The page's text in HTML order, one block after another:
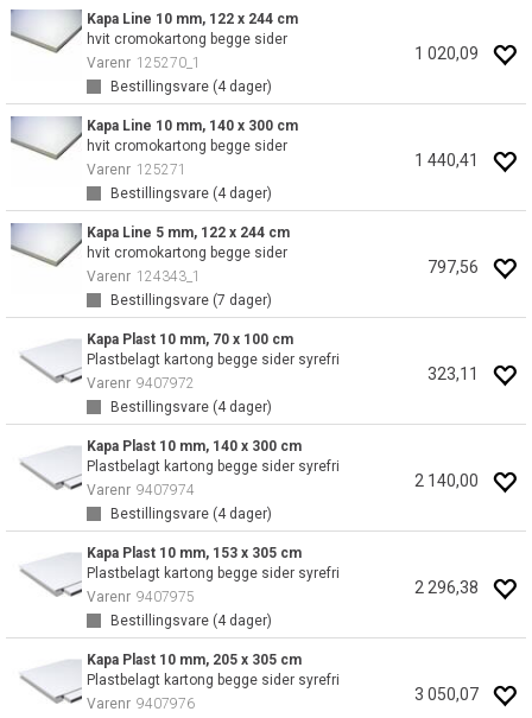
Kapa Line 10 mm, 122 x 244 cm
hvit cromokartong begge sider
Varenr 125270_1
Bestillingsvare (4dager)
1 020,09
Kapa Line 10 mm, 140 x 300 cm
hvit cromokartong begge sider
Varenr 125271
Bestillingsvare (4dager)
1 440,41
Kapa Line 5 mm, 122 x 244 cm
hvit cromokartong begge sider
Varenr 124343_1
Bestillingsvare (7 dager)
797,56
Kapa Plast 10 mm, 70 x 100 cm
Plastbelagt kartong begge sider syrefri
Varenr 9407972
Bestillingsvare (4dager)
323,11
Kapa Plast 10 mm, 140 x 300 cm
Plastbelagt kartong begge sider syrefri
Varenr 9407974
Bestillingsvare (4dager)
2 140,00
Kapa Plast 10 mm, 153 x 305 cm
Plastbelagt kartong begge sider syrefri
Varenr 9407975
Bestillingsvare (4dager)
2 296,38
Kapa Plast 10 mm, 205 x 305 cm
Plastbelagt kartong begge sider syrefri
Varenr 9407976
3 050,07